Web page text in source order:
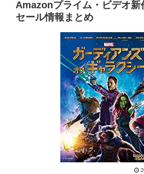
Amazonプライム・ビデオ新
セール情報まとめ